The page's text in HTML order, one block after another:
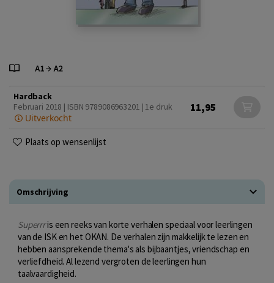
Hardback
Februari 2018 | ISBN 9789086963201 | 1e druk
Uitverkocht
11,95
Plaats op wensenlijst
Omschrijving
Superrris een reeks van korte verhalen speciaal voor leerlingen
van de ISK en het OKAN. De verhalen zijn makkelijk te lezen en
hebben aansprekende thema's als bijbaantjes, vriendschap en
verliefdheid. Al lezend vergroten de leerlingen hun
taalvaardigheid.